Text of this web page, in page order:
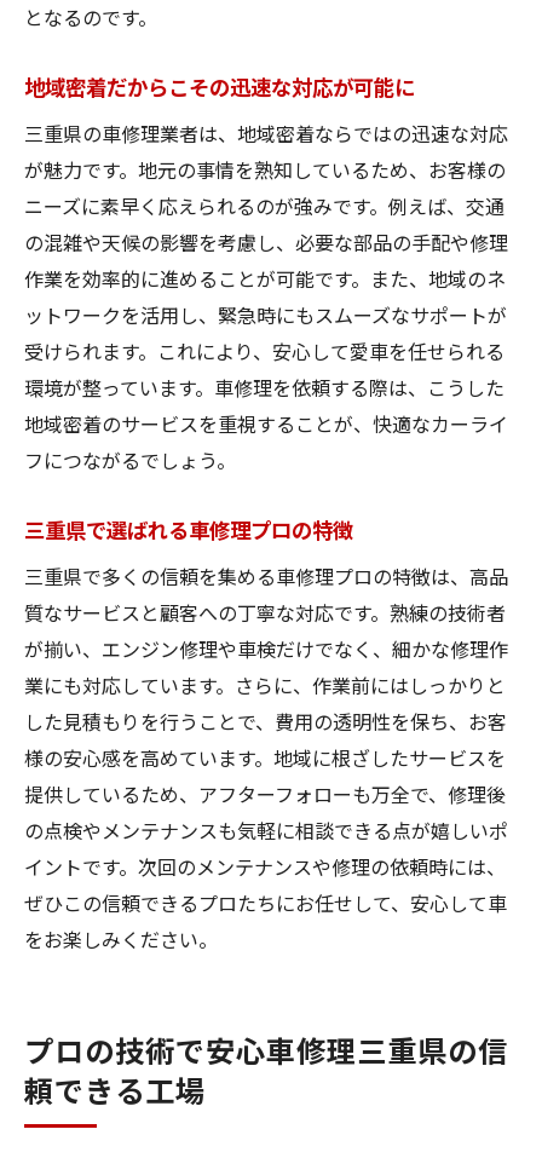
三重県内での安心サービスの選び方
三重県の車修理プロ地域密着で安心を届ける工
場
地域密着だからこその安心の提供
三重県で安心を届けるプロの工場とは
地域に根ざしたプロの安心サービス
三重県で選ばれる理由は地域密着の安心感
地元にこだわるプロの工場選びのポイント
地域密着型工場が提供する安心の修理
となるのです。
地域密着だからこその迅速な対応が可能に
三重県の車修理業者は、地域密着ならではの迅速な対応
が魅力です。地元の事情を熟知しているため、お客様の
ニーズに素早く応えられるのが強みです。例えば、交通
の混雑や天候の影響を考慮し、必要な部品の手配や修理
作業を効率的に進めることが可能です。また、地域のネ
ットワークを活用し、緊急時にもスムーズなサポートが
受けられます。これにより、安心して愛車を任せられる
環境が整っています。車修理を依頼する際は、こうした
地域密着のサービスを重視することが、快適なカーライ
フにつながるでしょう。
三重県で選ばれる車修理プロの特徴
三重県で多くの信頼を集める車修理プロの特徴は、高品
質なサービスと顧客への丁寧な対応です。熟練の技術者
が揃い、エンジン修理や車検だけでなく、細かな修理作
業にも対応しています。さらに、作業前にはしっかりと
した見積もりを行うことで、費用の透明性を保ち、お客
様の安心感を高めています。地域に根ざしたサービスを
提供しているため、アフターフォローも万全で、修理後
の点検やメンテナンスも気軽に相談できる点が嬉しいポ
イントです。次回のメンテナンスや修理の依頼時には、
ぜひこの信頼できるプロたちにお任せして、安心して車
をお楽しみください。
プロの技術で安心車修理三重県の信
頼できる工場